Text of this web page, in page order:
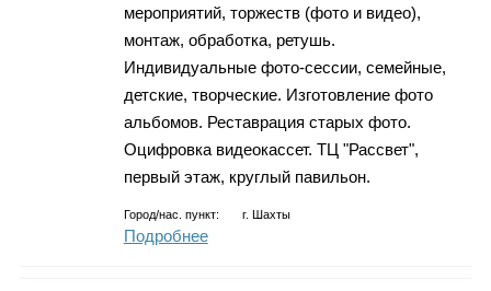
мероприятий, торжеств (фото и видео),
монтаж, обработка, ретушь.
Индивидуальные фото-сессии, семейные,
детские, творческие. Изготовление фото
альбомов. Реставрация старых фото.
Оцифровка видеокассет. ТЦ "Рассвет",
первый этаж, круглый павильон.
Город/нас. пункт: г. Шахты
Подробнее